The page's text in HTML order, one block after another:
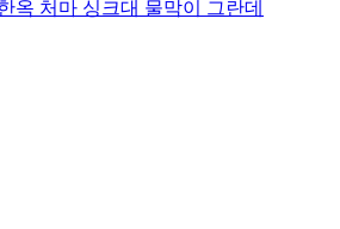
옥 처마 싱크대 물막이 그란데